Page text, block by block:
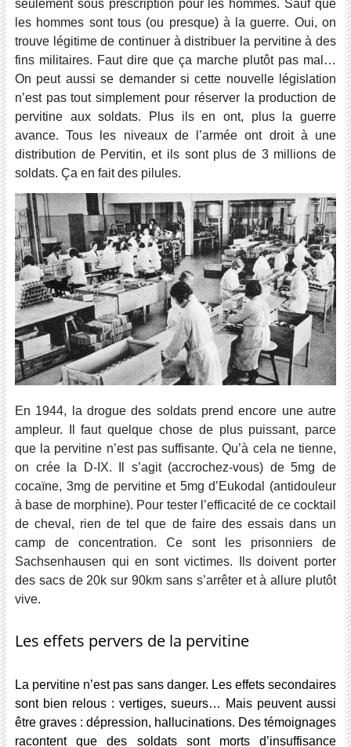
seulement sous prescription pour les hommes. Sauf que
les hommes sont tous (ou presque) à la guerre. Oui, on
trouve légitime de continuer à distribuer la pervitine à des
fins militaires. Faut dire que ça marche plutôt pas mal…
On peut aussi se demander si cette nouvelle législation
n’est pas tout simplement pour réserver la production de
pervitine aux soldats. Plus ils en ont, plus la guerre
avance. Tous les niveaux de l’armée ont droit à une
distribution de Pervitin, et ils sont plus de 3 millions de
soldats. Ça en fait des pilules.
En 1944, la drogue des soldats prend encore une autre
ampleur. Il faut quelque chose de plus puissant, parce
que la pervitine n’est pas suffisante. Qu’à cela ne tienne,
on crée la D-IX. Il s’agit (accrochez-vous) de 5mg de
cocaïne, 3mg de pervitine et 5mg d’Eukodal (antidouleur
à base de morphine). Pour tester l’efficacité de ce cocktail
de cheval, rien de tel que de faire des essais dans un
camp de concentration. Ce sont les prisonniers de
Sachsenhausen qui en sont victimes. Ils doivent porter
des sacs de 20k sur 90km sans s’arrêter et à allure plutôt
vive.
Les effets pervers de la pervitine
La pervitine n’est pas sans danger. Les effets secondaires
sont bien relous : vertiges, sueurs… Mais peuvent aussi
être graves : dépression, hallucinations. Des témoignages
racontent que des soldats sont morts d’insuffisance